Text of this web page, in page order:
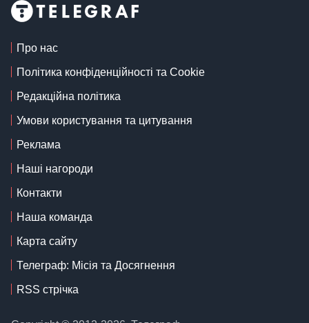
Про нас
Політика конфіденційності та Cookie
Редакційна політика
Умови користування та цитування
Реклама
Наші нагороди
Контакти
Наша команда
Карта сайту
Телеграф: Місія та Досягнення
RSS стрічка